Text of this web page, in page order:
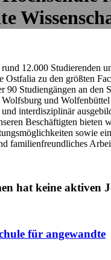
12.000 Studierenden
Ostfalia zu den größten
90 Studiengängen an den
und
interdisziplinär
Beschäftigten bieten
sowie ein
familienfreundliches
hat keine aktiven
für angewandte